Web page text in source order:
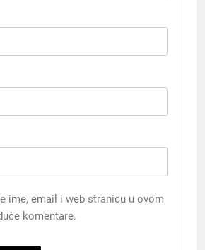
ime, email i web stranicu u ovom
komentare.